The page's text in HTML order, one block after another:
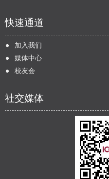
快速通道
加入我们
媒体中心
校友会
社交媒体